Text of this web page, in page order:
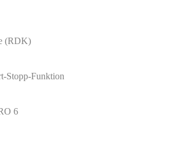
(RDK)
Stopp-Funktion
6